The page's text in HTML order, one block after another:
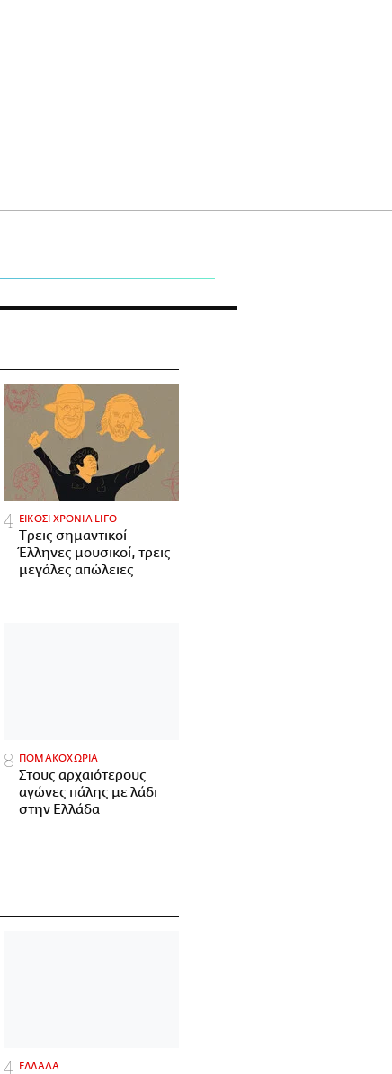
ΕΙΚΟΣΙ ΧΡΟΝΙΑ LIFO
Tρεις σημαντικοί
Έλληνες μουσικοί, τρεις
μεγάλες απώλειες
ΠΟΜΑΚΟΧΩΡΙΑ
Στους αρχαιότερους
αγώνες πάλης με λάδι
στην Ελλάδα
ΕΛΛΑΔΑ